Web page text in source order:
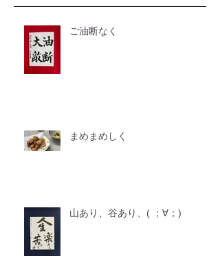
ご油断なく
まめまめしく
山あり、谷あり、( ；∀；)